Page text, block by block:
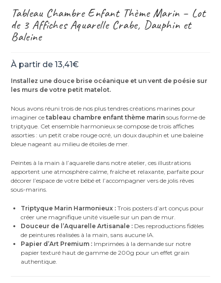
Tableau Chambre Enfant Thème Marin – Lot
de 3 Affiches Aquarelle Crabe, Dauphin et
Baleine
À partir de13,41€
Installez une douce brise océanique et un vent de poésie sur
les murs de votre petit matelot.
Nous avons réuni trois de nos plus tendres créations marines pour
imaginer cetableau chambre enfant thème marin sous forme de
triptyque. Cet ensemble harmonieux se compose de trois affiches
assorties : un petit crabe rouge ocré, un doux dauphin et une baleine
bleue nageant au milieu de étoiles de mer.
Peintes à la main à l’aquarelle dans notre atelier, ces illustrations
apportent une atmosphère calme, fraîche et relaxante, parfaite pour
décorer l’espace de votre bébé et l’accompagner vers de jolis rêves
sous-marins.
Triptyque Marin Harmonieux : Trois posters d’art conçus pour
créer une magnifique unité visuelle sur un pan de mur.
Douceur de l’Aquarelle Artisanale : Des reproductions fidèles
de peintures réalisées à la main, sans aucune IA.
Papier d’Art Premium : Imprimées à la demande sur notre
papier texturé haut de gamme de 200g pour un effet grain
authentique.